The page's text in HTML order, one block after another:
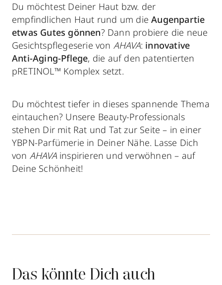
Du möchtest Deiner Haut bzw. der
empfindlichen Haut rund um dieAugenpartie
etwas Gutes gönnen? Dann probiere die neue
Gesichtspflegeserie von AHAVA: innovative
Anti-Aging-Pflege, die auf den patentierten
pRETINOL™ Komplex setzt.
Du möchtest tiefer in dieses spannende Thema
eintauchen? Unsere Beauty-Professionals
stehen Dir mit Rat und Tat zur Seite – in einer
YBPN-Parfümerie in Deiner Nähe. Lasse Dich
von AHAVA inspirieren und verwöhnen – auf
Deine Schönheit!
Das könnte Dich auch